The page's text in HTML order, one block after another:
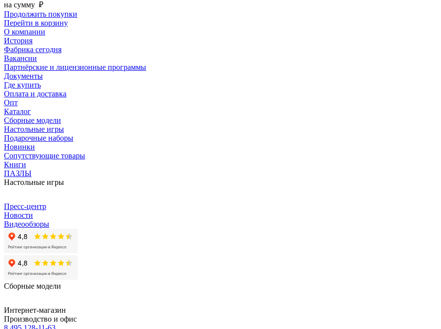
на сумму ₽
Продолжить покупки
Перейти в корзину
О компании
История
Фабрика сегодня
Вакансии
Партнёрские и лицензионные программы
Документы
Где купить
Оплата и доставка
Опт
Каталог
Сборные модели
Настольные игры
Подарочные наборы
Новинки
Сопутствующие товары
Книги
ПАЗЛЫ
Настольные игры
Пресс-центр
Новости
Видеообзоры
Сборные модели
Интернет-магазин
Производство и офис